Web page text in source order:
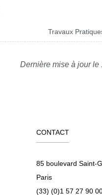
Travaux
Dernière mise à jour le
CONTACT
85 boulevard Saint-
Paris
(33) (0)1 57 27 90